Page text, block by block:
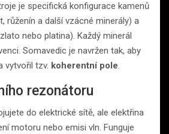
je specifická konfigurace kamenů
růženín a další vzácné minerály) a
nebo platina). Každý minerál
Somavedic je navržen tak, aby
vytvořil tzv. koherentní pole.
rezonátoru
do elektrické sítě, ale elektřina
motoru nebo emisi vln. Funguje